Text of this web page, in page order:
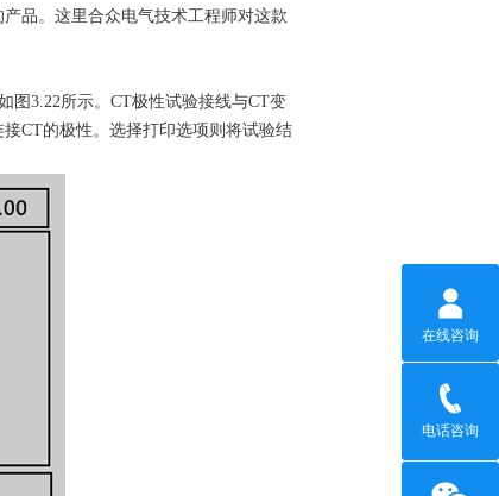
品。这里合众电气技术工程师对这款
3.22所示。CT极性试验接线与CT变
CT的极性。选择打印选项则将试验结
在线咨询
电话咨询